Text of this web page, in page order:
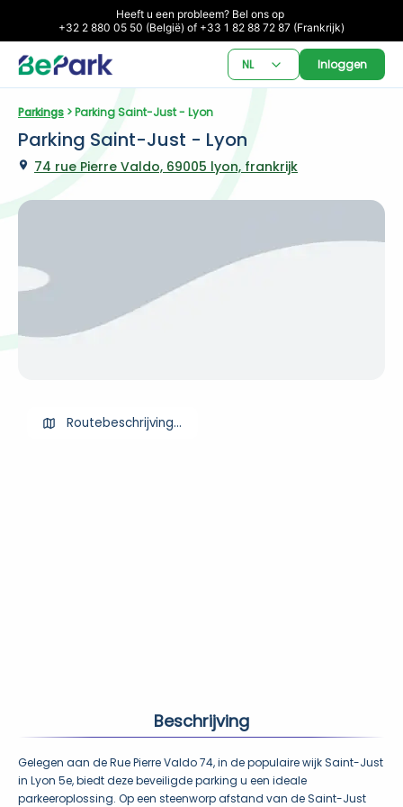
Heeft u een probleem? Bel ons op
+32 2 880 05 50 (België) of +33 1 82 88 72 87 (Frankrijk)
NL Inloggen
Parkings > Parking Saint-Just - Lyon
Parking Saint-Just - Lyon
74 rue Pierre Valdo, 69005 lyon, frankrijk
Routebeschrijving ophalen
Beschrijving
Gelegen aan de Rue Pierre Valdo 74, in de populaire wijk Saint-Just
in Lyon 5e, biedt deze beveiligde parking u een ideale
parkeeroplossing. Op een steenworp afstand van de Saint-Just